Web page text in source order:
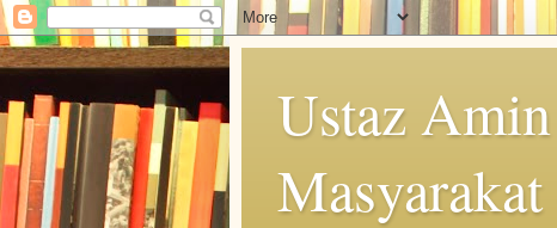
Ustaz